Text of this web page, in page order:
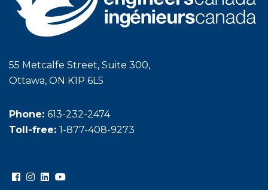
55 Metcalfe Street, Suite 300,
Ottawa, ON K1P 6L5
Phone: 613-232-2474
Toll-free: 1-877-408-9273